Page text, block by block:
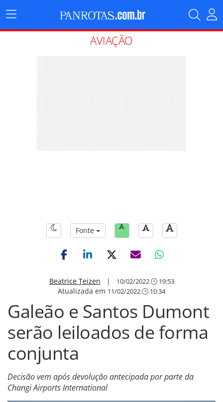
Menu
Principal
AVIAÇÃO
Fonte
Beatrice Teizen | 10/02/2022 19:53
Atualizada em 11/02/2022 10:34
Galeão e Santos Dumont
serão leiloados de forma
conjunta
Decisão vem após devolução antecipada por parte da
Changi Airports International